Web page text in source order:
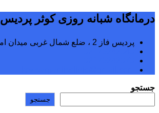
درمانگاه شبانه روزی کوثر پردیس
پردیس فاز 2 ، ضلع شمال غربی میدان امام
جستجو
جستجو